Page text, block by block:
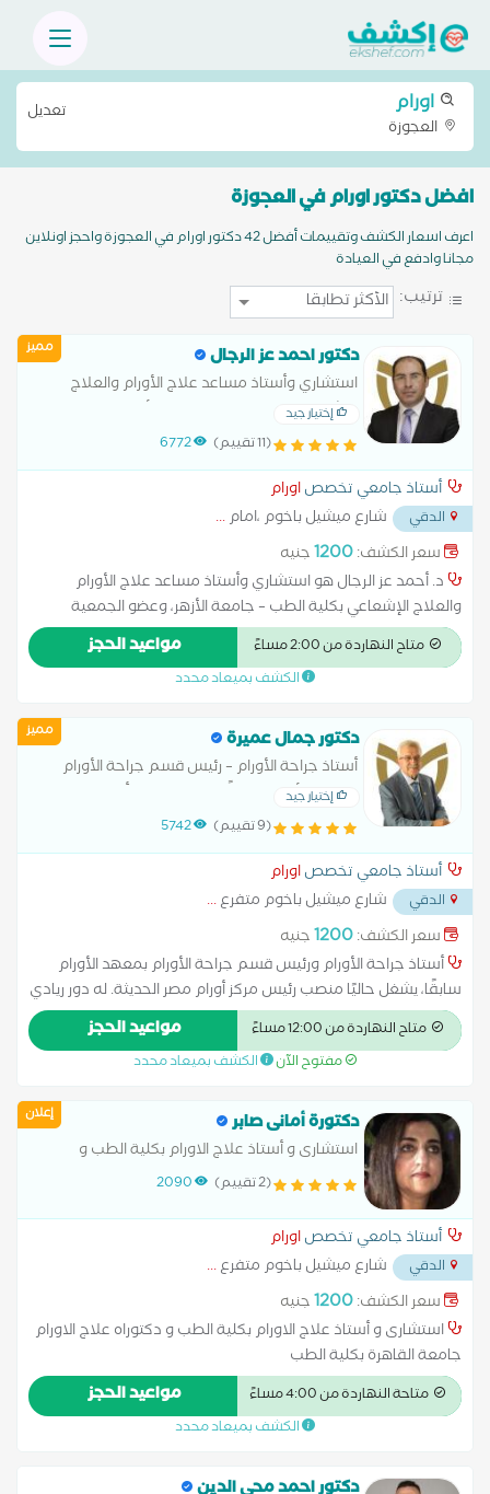
اورام
العجوزة
تعديل
افضل دكتور اورام في العجوزة
اعرف اسعار الكشف وتقييمات أفضل 42 دكتور اورام في العجوزة واحجز اونلاين
مجانا وادفع في العيادة
ترتيب:
مميز دكتور احمد عز الرجال
استشاري وأستاذ مساعد علاج الأورام والعلاج
الإشعاعي – كلية الطب، جامعة الأزهر – عضو
الجمعية الأوروبية لعلاج الأورام – استشاري العلاج
الإشعاعي بالمركز الطبي
إختيار جيد
(11 تقييم) 6772
أستاذ جامعي تخصصاورام
الدقي شارع ميشيل باخوم ،امام...
سعر الكشف:1200جنيه
د. أحمد عز الرجال هو استشاري وأستاذ مساعد علاج الأورام
والعلاج الإشعاعي بكلية الطب – جامعة الأزهر، وعضو الجمعية
الأوروبية لعلاج الأورام. متخصص في علاج أورام الثدي، الرئة، المخ،
الجهاز الهضمي، القولون، البروستاتا، المثانة، أورام النساء، وأورام
العظام. يمتلك خبرة واسعة في استخدام أحدث البروتوكولات بالعلاج
الإشعاعي في عدة مؤسسات طبية مرموقة مثل المركز الطبي
العالمي، مستشفى بهية، مستشفى الجوي التخصصي، مستشفى
النيل بدراوي، ومستشفى الشرطة.
متاح النهاردة من 2:00 مساءً مواعيد الحجز
الكشف بميعاد محدد
مميز دكتور جمال عميرة
أستاذ جراحة الأورام – رئيس قسم جراحة الأورام
بمعهد الأورام (سابقًا) – رئيس مركز أورام مصر
الحديثة – رئيس الجمعية المصرية لجراحة الأورام
(سابقًا) – عضو الجمعية
إختيار جيد
(9 تقييم) 5742
أستاذ جامعي تخصصاورام
الدقي شارع ميشيل باخوم متفرع...
سعر الكشف:1200جنيه
أستاذ جراحة الأورام ورئيس قسم جراحة الأورام بمعهد الأورام
سابقًا، يشغل حاليًا منصب رئيس مركز أورام مصر الحديثة. له دور ريادي
في مجال جراحات الأورام داخل مصر وخارجها، وهو الرئيس السابق
للجمعية المصرية لجراحة الأورام، وعضو فعال في الجمعية الأوروبية
والأمريكية لجراحة الأورام، بالإضافة إلى عضويته في الاتحاد العالمي
متاح النهاردة من 12:00 مساءً مواعيد الحجز
مفتوح الآن الكشف بميعاد محدد
إعلان دكتورة أمانى صابر
استشارى و أستاذ علاج الاورام بكلية الطب و
دكتوراه علاج الاورام جامعة القاهرة بكلية الطب
(2 تقييم) 2090
أستاذ جامعي تخصصاورام
الدقي شارع ميشيل باخوم متفرع...
سعر الكشف:1200جنيه
استشارى و أستاذ علاج الاورام بكلية الطب و دكتوراه علاج الاورام
جامعة القاهرة بكلية الطب
متاحة النهاردة من 4:00 مساءً مواعيد الحجز
الكشف بميعاد محدد